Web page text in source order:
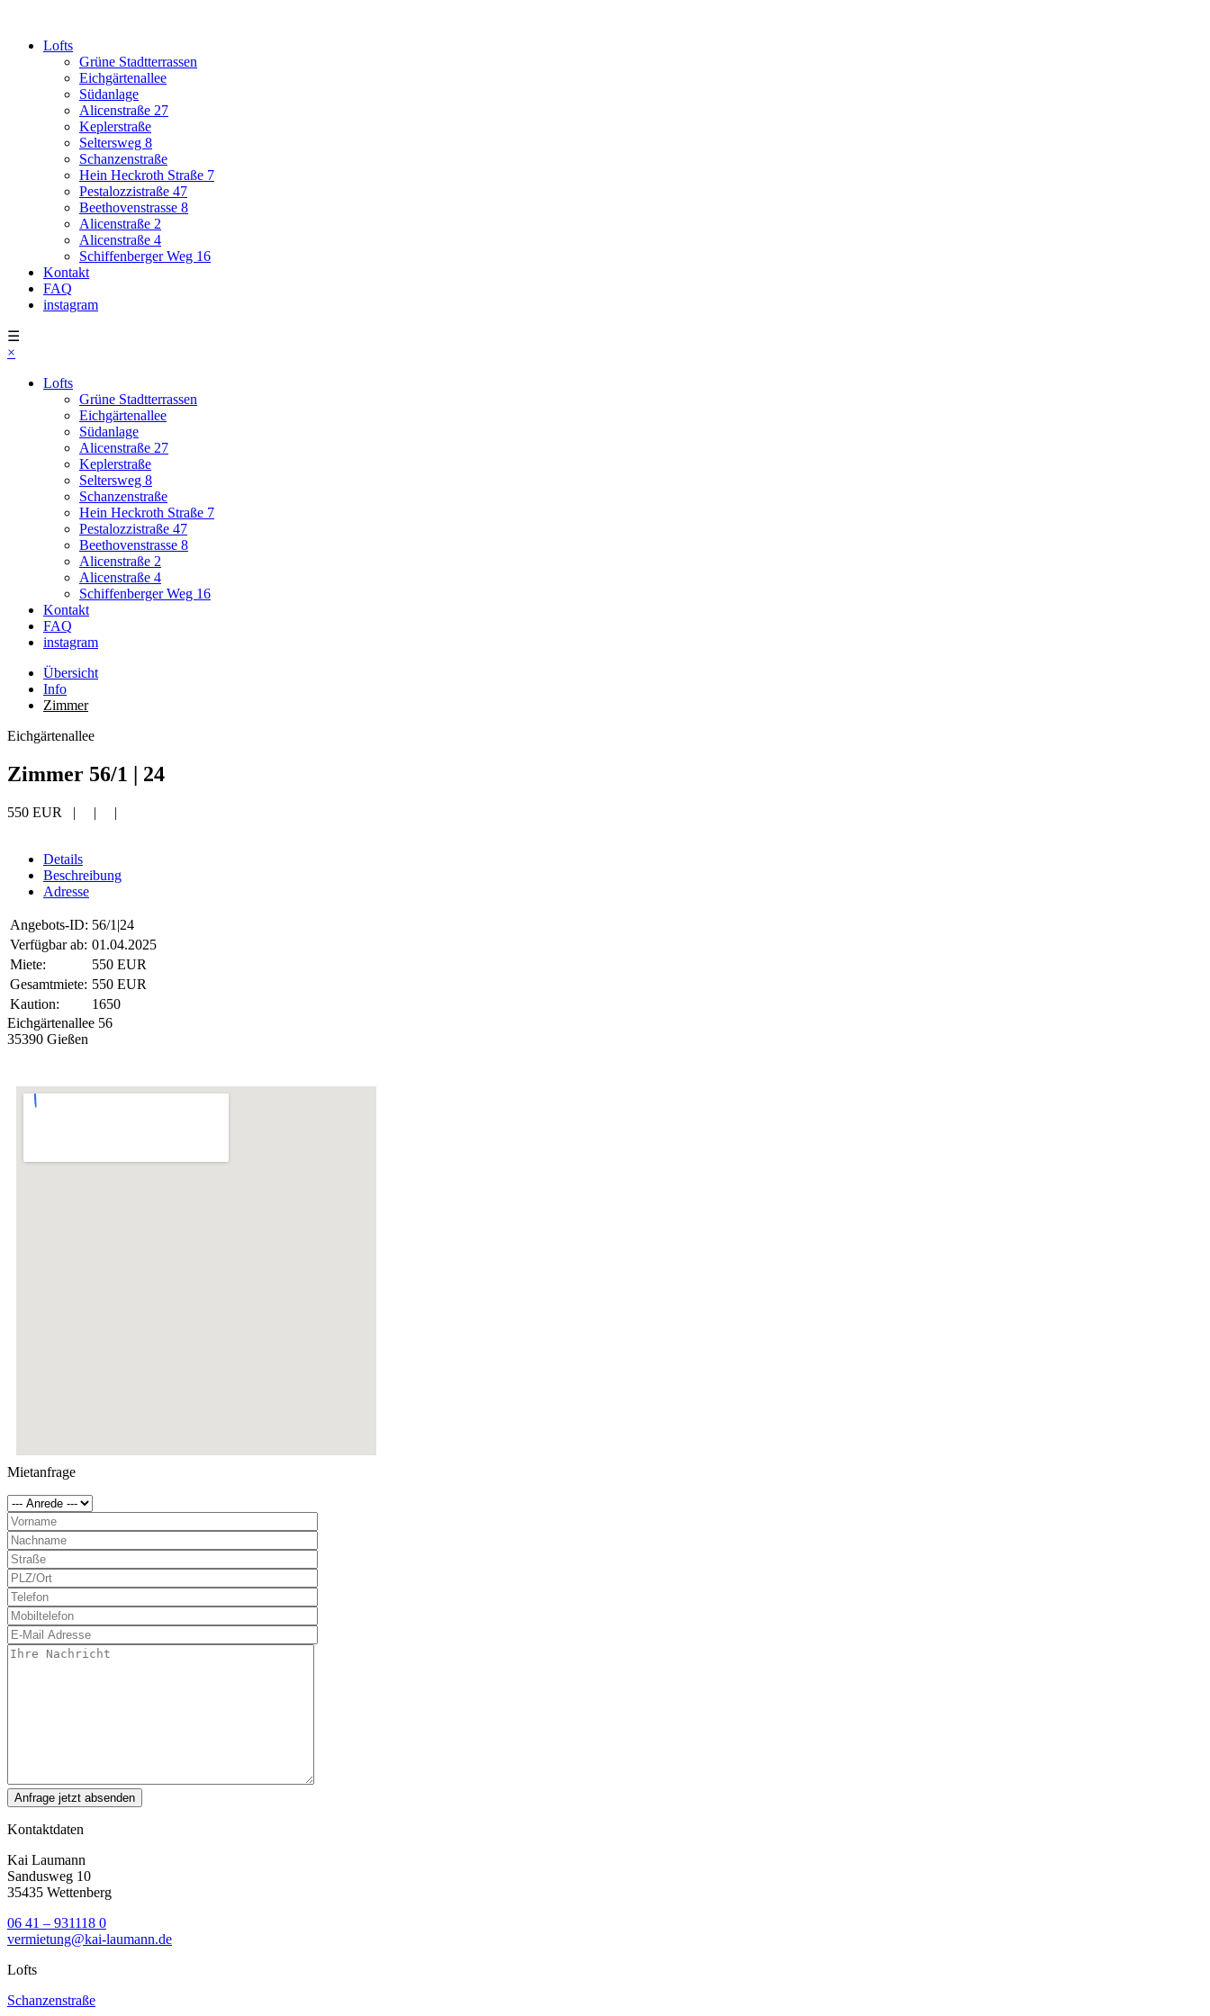
Lofts
Grüne Stadtterrassen
Eichgärtenallee
Südanlage
Alicenstraße 27
Keplerstraße
Seltersweg 8
Schanzenstraße
Hein Heckroth Straße 7
Pestalozzistraße 47
Beethovenstrasse 8
Alicenstraße 2
Alicenstraße 4
Schiffenberger Weg 16
Kontakt
FAQ
instagram
☰
×
Lofts
Grüne Stadtterrassen
Eichgärtenallee
Südanlage
Alicenstraße 27
Keplerstraße
Seltersweg 8
Schanzenstraße
Hein Heckroth Straße 7
Pestalozzistraße 47
Beethovenstrasse 8
Alicenstraße 2
Alicenstraße 4
Schiffenberger Weg 16
Kontakt
FAQ
instagram
Übersicht
Info
Zimmer
Eichgärtenallee
Zimmer 56/1 | 24
550 EUR | | |
Details
Beschreibung
Adresse
Angebots-ID: 56/1|24
Verfügbar ab: 01.04.2025
Miete:
550 EUR
Gesamtmiete: 550 EUR
Kaution:
1650
Eichgärtenallee 56
35390 Gießen
Mietanfrage
Kontaktdaten
Kai Laumann
Sandusweg 10
35435 Wettenberg
06 41 – 931118 0
vermietung@kai-laumann.de
Lofts
Schanzenstraße